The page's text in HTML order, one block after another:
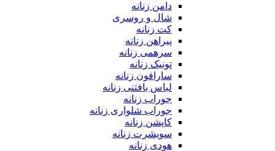
دامن زنانه
شال و روسری
کت زنانه
پیراهن زنانه
سرهمی زنانه
تونیک زنانه
سارافون زنانه
لباس بافتنی زنانه
جوراب زنانه
جوراب شلواری زنانه
کاپشن زنانه
سویشرت زنانه
هودی زنانه